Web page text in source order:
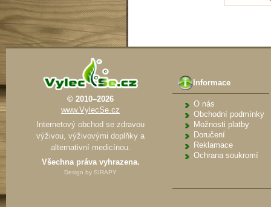
© 2010–2026
www.VylecSe.cz
Internetový obchod se zdravou
výživou, výživovými doplňky a
alternativní medicínou.
Všechna práva vyhrazena.
Design by SIRAPY
Informace
O nás
Obchodní podmínky
Možnosti platby
Doručení
Reklamace
Ochrana soukromí